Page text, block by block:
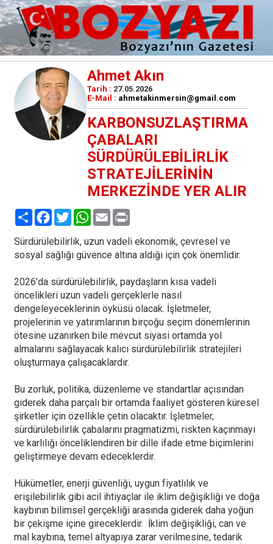
Ahmet Akın
Tarih : 27.05.2026
E-Mail : ahmetakinmersin@gmail.com
KARBONSUZLAŞTIRMA
ÇABALARI
SÜRDÜRÜLEBİLİRLİK
STRATEJİLERİNİN
MERKEZİNDE YER ALIR
PaylaşFacebook
TwitterWhatsApp
EmailPrint
Sürdürülebilirlik, uzun vadeli ekonomik, çevresel ve
sosyal sağlığı güvence altına aldığı için çok önemlidir.
2026'da sürdürülebilirlik, paydaşların kısa vadeli
öncelikleri uzun vadeli gerçeklerle nasıl
dengeleyeceklerinin öyküsü olacak. İşletmeler,
projelerinin ve yatırımlarının birçoğu seçim dönemlerinin
ötesine uzanırken bile mevcut siyasi ortamda yol
almalarını sağlayacak kalıcı sürdürülebilirlik stratejileri
oluşturmaya çalışacaklardır.
Bu zorluk, politika, düzenleme ve standartlar açısından
giderek daha parçalı bir ortamda faaliyet gösteren küresel
şirketler için özellikle çetin olacaktır. İşletmeler,
sürdürülebilirlik çabalarını pragmatizmi, riskten kaçınmayı
ve karlılığı önceliklendiren bir dille ifade etme biçimlerini
geliştirmeye devam edeceklerdir.
Hükümetler, enerji güvenliği, uygun fiyatlılık ve
erişilebilirlik gibi acil ihtiyaçlar ile iklim değişikliği ve doğa
kaybının bilimsel gerçekliği arasında giderek daha yoğun
bir çekişme içine gireceklerdir. İklim değişikliği, can ve
mal kaybına, temel altyapıya zarar verilmesine, tedarik